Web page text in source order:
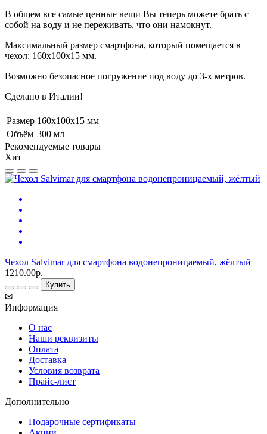
В общем все самые ценные вещи Вы теперь можете брать с
собой на воду и не переживать, что они намокнут.
Максимальный размер смартфона, который помещается в
чехол: 160х100х15 мм.
Возможно безопасное погружение под воду до 3-х метров.
Сделано в Италии!
Размер 160х100х15 мм
Объём 300 мл
Рекомендуемые товары
Хит
Чехол Salvimar для смартфона водонепроницаемый, жёлтый
1210.00р.
Купить
✉
Информация
О нас
Наши реквизиты
Оплата
Доставка
Условия возврата
Прайс-лист
Дополнительно
Подарочные сертификаты